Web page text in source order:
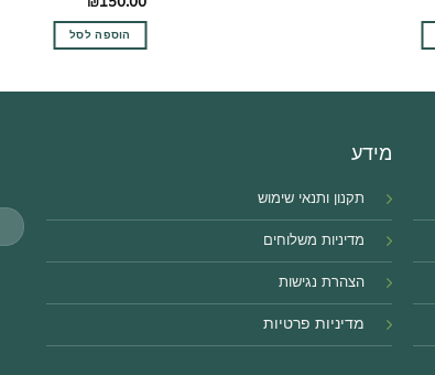
הוספה לסל
מידע
תקנון ותנאי שימוש
מדיניות משלוחים
הצהרת נגישות
מדיניות פרטיות